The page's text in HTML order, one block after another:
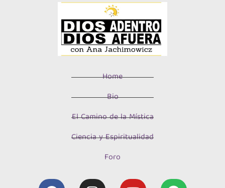
Home
Bio
El Camino de la Mística
Ciencia y Espiritualidad
Foro